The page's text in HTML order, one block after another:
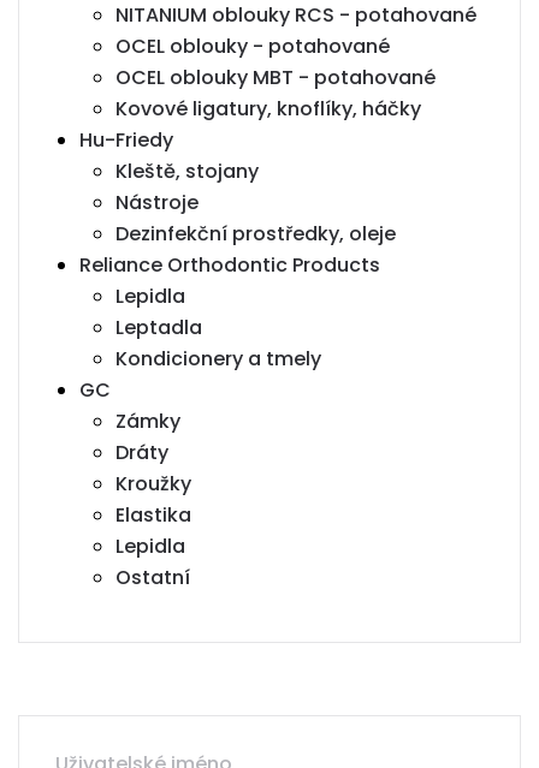
NITANIUM oblouky RCS - potahované
OCEL oblouky - potahované
OCEL oblouky MBT - potahované
Kovové ligatury, knoflíky, háčky
Hu-Friedy
Kleště, stojany
Nástroje
Dezinfekční prostředky, oleje
Reliance Orthodontic Products
Lepidla
Leptadla
Kondicionery a tmely
GC
Zámky
Dráty
Kroužky
Elastika
Lepidla
Ostatní